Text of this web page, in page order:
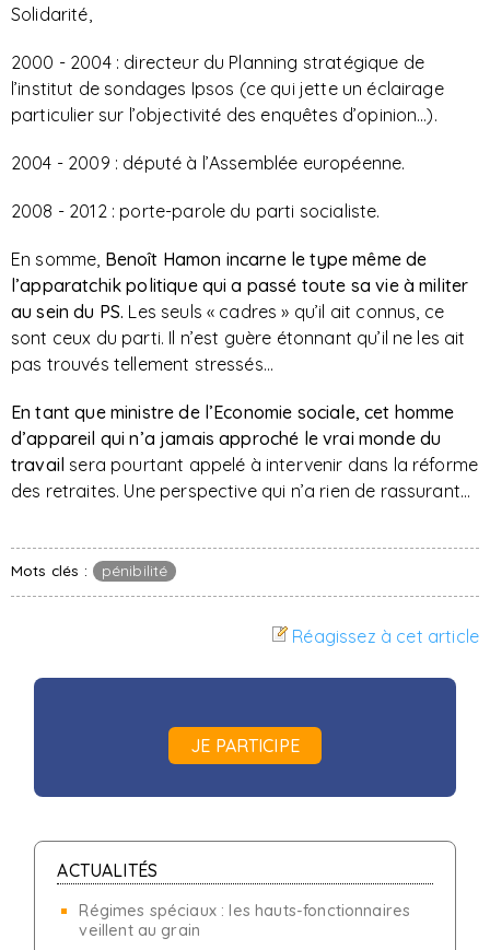
Solidarité,
2000 - 2004 : directeur du Planning stratégique de
l’institut de sondages Ipsos (ce qui jette un éclairage
particulier sur l’objectivité des enquêtes d’opinion…).
2004 - 2009 : député à l’Assemblée européenne.
2008 - 2012 : porte-parole du parti socialiste.
En somme, Benoît Hamon incarne le type même de
l’apparatchik politique qui a passé toute sa vie à militer
au sein du PS. Les seuls « cadres » qu’il ait connus, ce
sont ceux du parti. Il n’est guère étonnant qu’il ne les ait
pas trouvés tellement stressés…
En tant que ministre de l’Economie sociale, cet homme
d’appareil qui n’a jamais approché le vrai monde du
travail sera pourtant appelé à intervenir dans la réforme
des retraites. Une perspective qui n’a rien de rassurant…
Mots clés : pénibilité
Réagissez à cet article
JE PARTICIPE
ACTUALITÉS
Régimes spéciaux : les hauts-fonctionnaires
veillent au grain